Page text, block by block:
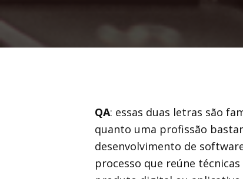
QA: essas duas letras são
quanto uma profissão
desenvolvimento de
processo que reúne